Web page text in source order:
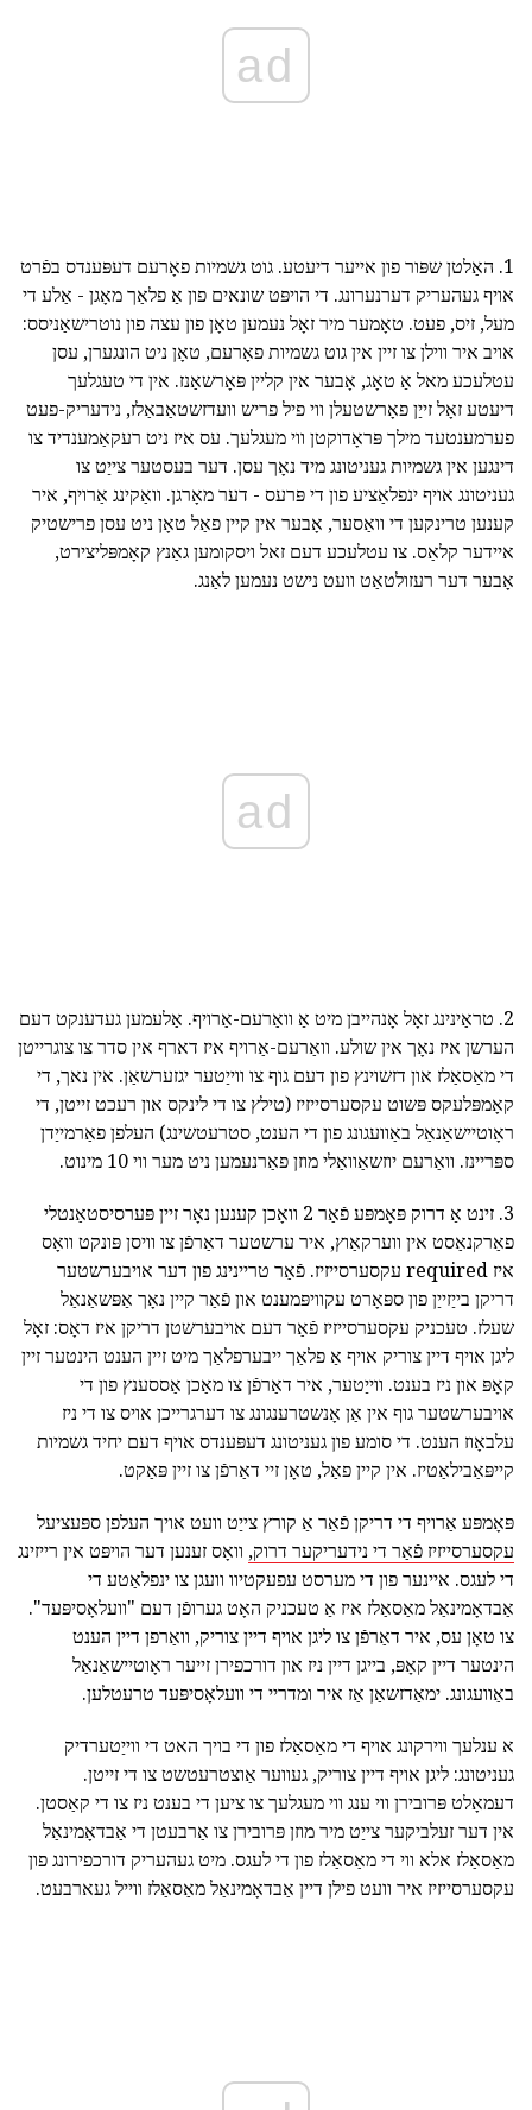
ad
1. האַלטן שפּור פון אייער דיעטע. גוט גשמיות פאָרעם דעפּענדס בפֿרט
אויף געהעריק דערנערונג. די הויפּט שונאים פון אַ פלאַך מאָגן - אַלע די
מעל, זיס, פעט. טאָמער מיר זאָל נעמען טאָן פון עצה פון נוטרישאַניסס:
אויב איר ווילן צו זיין אין גוט גשמיות פאָרעם, טאָן ניט הונגערן, עסן
עטלעכע מאל אַ טאָג, אָבער אין קליין פּאָרשאַנז. אין די טעגלעך
דיעטע זאָל זייַן פאָרשטעלן ווי פיל פריש וועדזשטאַבאַלז, נידעריק-פעט
פערמענטעד מילך פּראָדוקטן ווי מעגלעך. עס איז ניט רעקאַמענדיד צו
דינגען אין גשמיות געניטונג מיד נאָך עסן. דער בעסטער צייַט צו
געניטונג אויף ינפלאַציע פון די פּרעס - דער מאָרגן. וואַקינג אַרויף, איר
קענען טרינקען די וואַסער, אָבער אין קיין פאַל טאָן ניט עסן פרישטיק
איידער קלאַס. צו עטלעכע דעם זאל ויסקומען גאַנץ קאָמפּליצירט,
אָבער דער רעזולטאַט וועט נישט נעמען לאַנג.
ad
2. טראַינינג זאָל אָנהייבן מיט אַ וואַרעם-אַרויף. אַלעמען געדענקט דעם
הערשן איז נאָך אין שולע. וואַרעם-אַרויף איז דארף אין סדר צו צוגרייטן
די מאַסאַלז און דזשוינץ פון דעם גוף צו ווייַטער יגזערשאַן. אין נאך, די
קאָמפּלעקס פּשוט עקסערסייזיז (טילץ צו די לינקס און רעכט זייטן, די
ראָוטיישאַנאַל באַוועגונג פון די הענט, סטרעטשינג) העלפן פאַרמייַדן
ספּריינז. וואַרעם יוזשאַוואַלי מוזן פאַרנעמען ניט מער ווי 10 מינוט.
3. זינט אַ דרוק פּאָמפּע פֿאַר 2 וואָכן קענען נאָר זיין פּערסיסטאַנטלי
פאַרקנאַסט אין ווערקאַוץ, איר ערשטער דאַרפֿן צו וויסן פּונקט וואָס
איז required עקסערסייזיז. פֿאַר טריינינג פון דער אויבערשטער
דריקן בייַזייַן פון ספּאָרט עקוויפּמענט און פֿאַר קיין נאָך אַפּשאַנאַל
שעלז. טעכניק עקסערסייזיז פֿאַר דעם אויבערשטן דריקן איז דאָס: זאָל
ליגן אויף דיין צוריק אויף אַ פלאַך ייבערפלאַך מיט זיין הענט הינטער זיין
קאָפּ און ניז בענט. ווייַטער, איר דאַרפֿן צו מאַכן אַססענץ פון די
אויבערשטער גוף אין אַן אָנשטרענגונג צו דערגרייכן אויס צו די ניז
עלבאָוז הענט. די סומע פון געניטונג דעפּענדס אויף דעם יחיד גשמיות
קייפּאַבילאַטיז. אין קיין פאַל, טאָן זיי דאַרפֿן צו זיין פּאַקט.
פּאָמפּע אַרויף די דריקן פֿאַר אַ קורץ צייַט וועט אויך העלפן ספּעציעל
עקסערסייזיז פֿאַר די נידעריקער דרוק, וואָס זענען דער הויפּט אין רייזינג
די לעגס. איינער פון די מערסט עפעקטיוו וועגן צו ינפלאַטע די
אַבדאָמינאַל מאַסאַלז איז אַ טעכניק האָט גערופֿן דעם "וועלאָסיפּעד".
צו טאָן עס, איר דאַרפֿן צו ליגן אויף דיין צוריק, וואַרפן דיין הענט
הינטער דיין קאָפּ, בייגן דיין ניז און דורכפירן זייער ראָוטיישאַנאַל
באַוועגונג. ימאַדזשאַן אַז איר ומדריי די וועלאָסיפּעד טרעטלען.
א ענלעך ווירקונג אויף די מאַסאַלז פון די בויך האט די ווייַטערדיק
געניטונג: ליגן אויף דיין צוריק, געווער אַוצטרעטשט צו די זייטן.
דעמאָלט פּרובירן ווי ענג ווי מעגלעך צו ציען די בענט ניז צו די קאַסטן.
אין דער זעלביקער צייַט מיר מוזן פּרובירן צו אַרבעטן די אַבדאָמינאַל
מאַסאַלז אלא ווי די מאַסאַלז פון די לעגס. מיט געהעריק דורכפירונג פון
עקסערסייזיז איר וועט פילן דיין אַבדאָמינאַל מאַסאַלז ווייל געארבעט.